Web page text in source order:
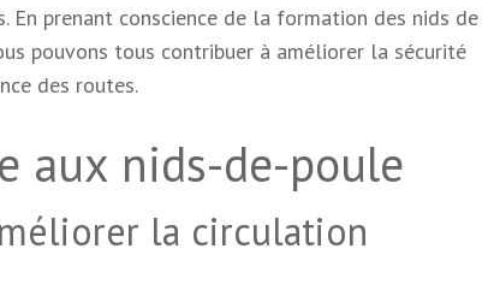
prenant conscience de la formation des nids de
pouvons tous contribuer à améliorer la sécurité
des routes.
aux nids-de-poule
la circulation